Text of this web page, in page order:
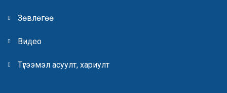
Зөвлөгөө
Видео
Түгээмэл асуулт, хариулт